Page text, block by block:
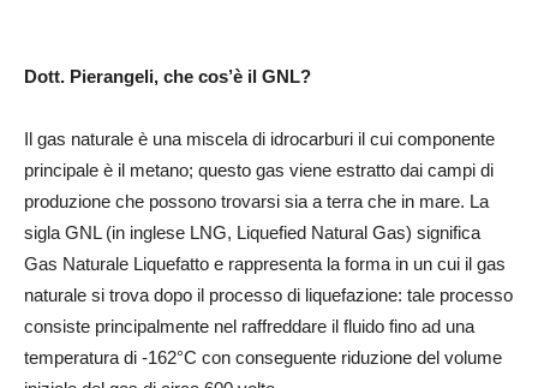
Dott. Pierangeli, che cos’è il GNL?
Il gas naturale è una miscela di idrocarburi il cui componente
principale è il metano; questo gas viene estratto dai campi di
produzione che possono trovarsi sia a terra che in mare. La
sigla GNL (in inglese LNG, Liquefied Natural Gas) significa
Gas Naturale Liquefatto e rappresenta la forma in un cui il gas
naturale si trova dopo il processo di liquefazione: tale processo
consiste principalmente nel raffreddare il fluido fino ad una
temperatura di -162°C con conseguente riduzione del volume